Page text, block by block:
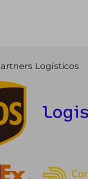
24,90 €
Logísticos